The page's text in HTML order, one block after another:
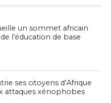
un sommet africain
l’éducation de base
ses citoyens d’Afrique
attaques xénophobes